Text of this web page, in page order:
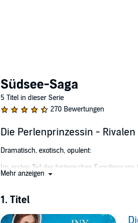
Südsee-Saga
5 Titel in dieser Serie
270 Bewertungen
Die Perlenprinzessin -
Dramatisch, exotisch, opulent:
Im ersten Teil der historischen Familiensaga
Reeder-Familien aus Hamburg.
Hamburg 1771: Um die Hand der schönen
Wettstreit ein. Wer mit der wertvolleren
Während Simons Fahrt ein Erfolg wird,
Mehr anzeigen
1. Titel